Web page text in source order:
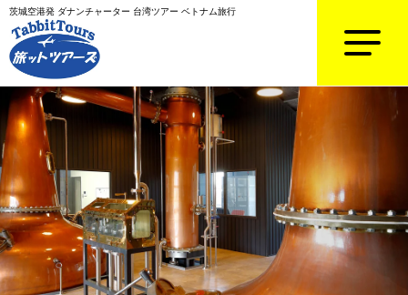
茨城空港発 ダナンチャーター 台湾ツアー ベトナム旅行